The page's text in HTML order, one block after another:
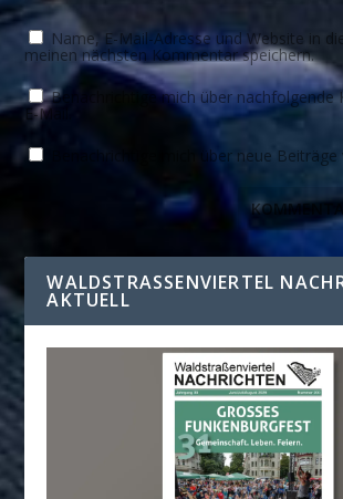
Name, E-Mail-Adresse und Website in
meinen nächsten Kommentar speichern.
Benachrichtige mich über nachfolgende
E-Mail.
Benachrichtige mich über neue Beiträge
WALDSTRASSENVIERTEL
KTUELL